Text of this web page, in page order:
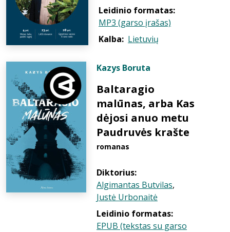
Leidinio formatas:
MP3 (garso įrašas)
Kalba: Lietuvių
Kazys Boruta
Baltaragio
malūnas, arba Kas
dėjosi anuo metu
Paudruvės krašte
romanas
Diktorius:
Algimantas Butvilas,
Justė Urbonaitė
Leidinio formatas:
EPUB (tekstas su garso